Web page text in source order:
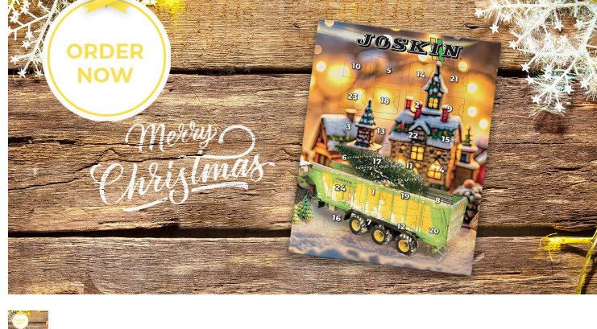
TONNES ET BACS À EAU
HYDROCUREUSES
MÉLANGEUR DE FOSSES
SHOWROOM VIRTUEL
TOUR D’USINE
STAND VIRTUEL
Suomi Magyar
Eesti keel Slovenija
Česká republika Srpski
ελληνικά Svenska
日本語 中文
Türk العربية